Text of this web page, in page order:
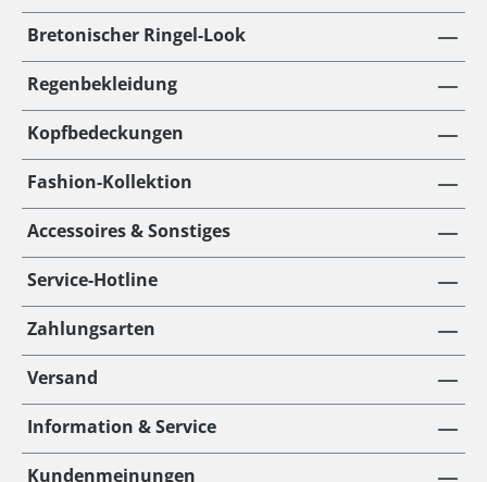
Bretonischer Ringel-Look
Regenbekleidung
Kopfbedeckungen
Fashion-Kollektion
Accessoires & Sonstiges
Service-Hotline
Zahlungsarten
Versand
Information & Service
Kundenmeinungen